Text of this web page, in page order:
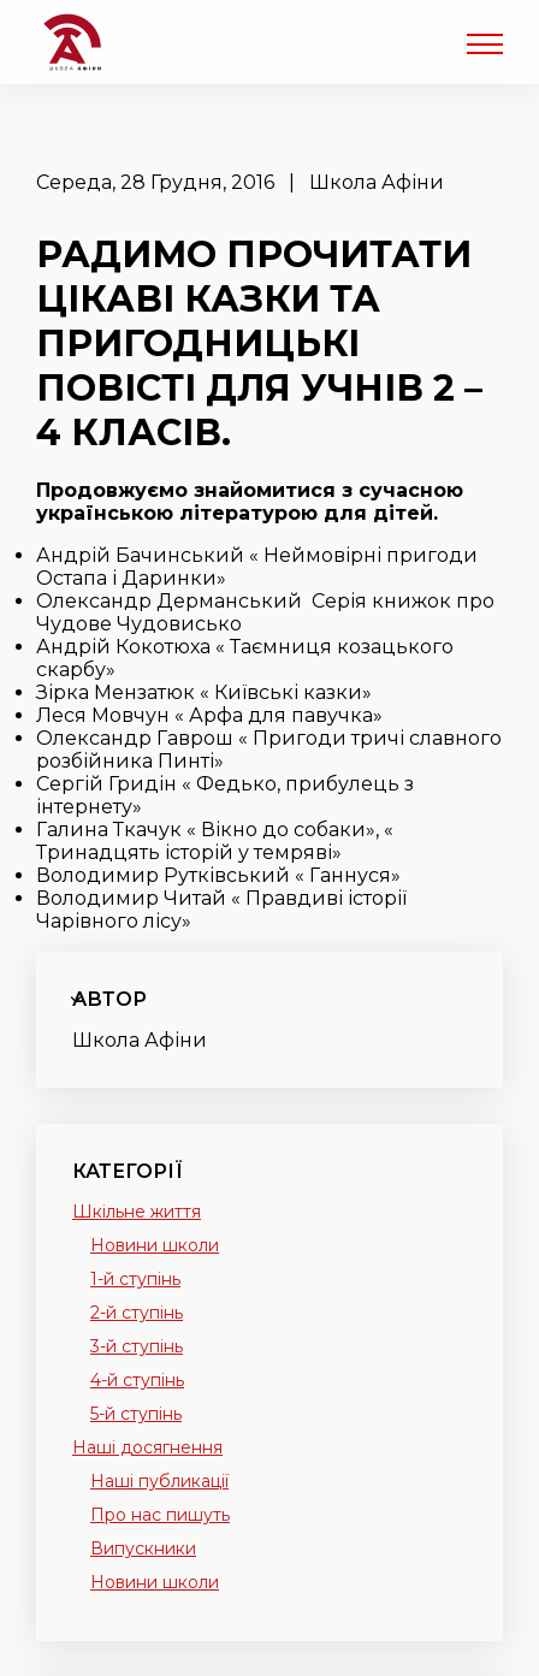
Середа, 28 Грудня, 2016 | Школа Афіни
РАДИМО ПРОЧИТАТИ
ЦІКАВІ КАЗКИ ТА
ПРИГОДНИЦЬКІ
ПОВІСТІ ДЛЯ УЧНІВ 2 –
4 КЛАСІВ.
Продовжуємо знайомитися з сучасною
українською літературою для дітей.
Андрій Бачинський « Неймовірні пригоди
Остапа і Даринки»
Олександр Дерманський Серія книжок про
Чудове Чудовисько
Андрій Кокотюха « Таємниця козацького
скарбу»
Зірка Мензатюк « Київські казки»
Леся Мовчун « Арфа для павучка»
Олександр Гаврош « Пригоди тричі славного
розбійника Пинті»
Сергій Гридін « Федько, прибулець з
інтернету»
Галина Ткачук « Вікно до собаки», «
Тринадцять історій у темряві»
Володимир Рутківський « Ганнуся»
Володимир Читай « Правдиві історії
Чарівного лісу»
АВТОР
Школа Афіни
КАТЕГОРІЇ
Шкільне життя
Новини школи
1-й ступінь
2-й ступінь
3-й ступінь
4-й ступінь
5-й ступінь
Наші досягнення
Наші публикації
Про нас пишуть
Випускники
Новини школи